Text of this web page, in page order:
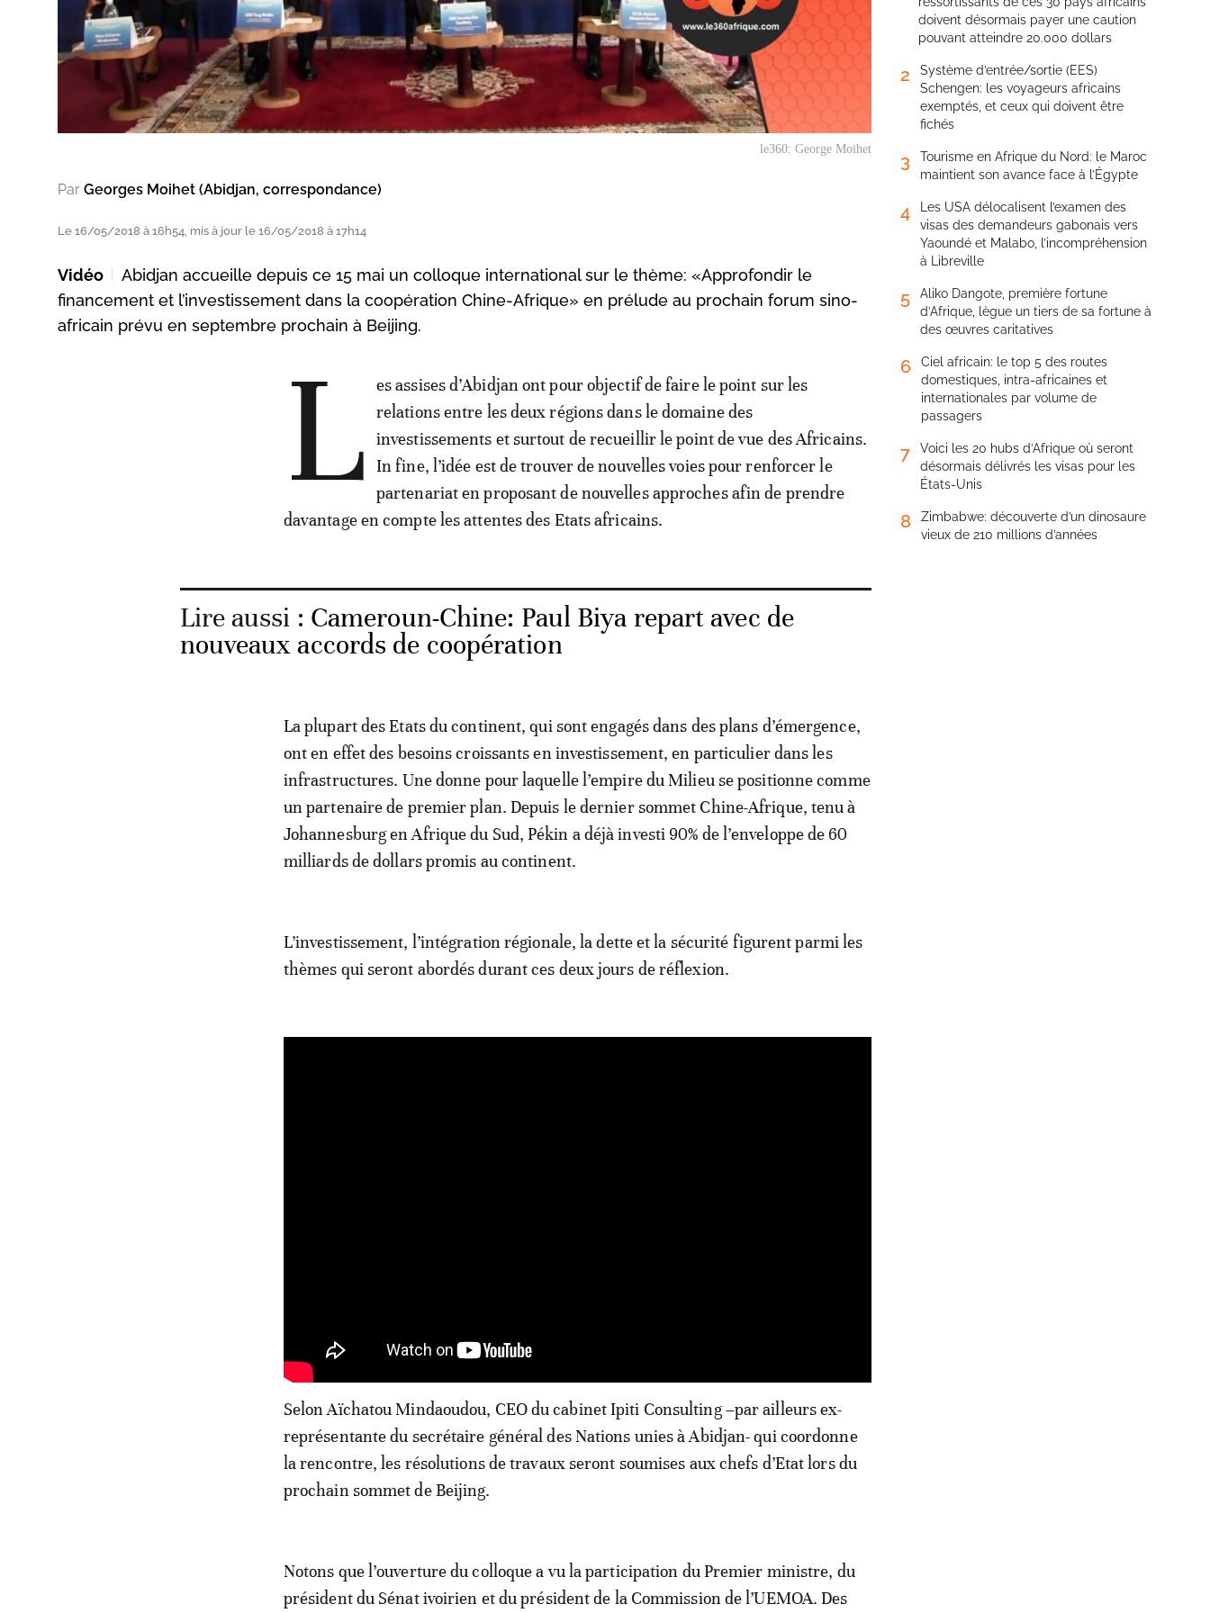
le360: George Moihet
Par Georges Moihet (Abidjan, correspondance)
Le 16/05/2018 à 16h54, mis à jour le 16/05/2018 à 17h14
Vidéo
Abidjan accueille depuis ce 15 mai un colloque international sur le thème: «Approfondir le
financement et l’investissement dans la coopération Chine-Afrique» en prélude au prochain forum sino-
africain prévu en septembre prochain à Beijing.
L
es assises d’Abidjan ont pour objectif de faire le point sur les
relations entre les deux régions dans le domaine des
investissements et surtout de recueillir le point de vue des Africains.
In fine, l’idée est de trouver de nouvelles voies pour renforcer le
partenariat en proposant de nouvelles approches afin de prendre
davantage en compte les attentes des Etats africains.
Lire aussi : Cameroun-Chine: Paul Biya repart avec de
nouveaux accords de coopération
La plupart des Etats du continent, qui sont engagés dans des plans d’émergence,
ont en effet des besoins croissants en investissement, en particulier dans les
infrastructures. Une donne pour laquelle l’empire du Milieu se positionne comme
un partenaire de premier plan. Depuis le dernier sommet Chine-Afrique, tenu à
Johannesburg en Afrique du Sud, Pékin a déjà investi 90% de l’enveloppe de 60
milliards de dollars promis au continent.
L’investissement, l’intégration régionale, la dette et la sécurité figurent parmi les
thèmes qui seront abordés durant ces deux jours de réflexion.
Selon Aïchatou Mindaoudou, CEO du cabinet Ipiti Consulting –par ailleurs ex-
représentante du secrétaire général des Nations unies à Abidjan- qui coordonne
la rencontre, les résolutions de travaux seront soumises aux chefs d’Etat lors du
prochain sommet de Beijing.
Notons que l’ouverture du colloque a vu la participation du Premier ministre, du
président du Sénat ivoirien et du président de la Commission de l’UEMOA. Des
doivent désormais payer une caution
pouvant atteindre 20.000 dollars
2
Système d’entrée/sortie (EES)
Schengen: les voyageurs africains
exemptés, et ceux qui doivent être
fichés
3
Tourisme en Afrique du Nord: le Maroc
maintient son avance face à l’Égypte
4
Les USA délocalisent l’examen des
visas des demandeurs gabonais vers
Yaoundé et Malabo, l’incompréhension
à Libreville
5
Aliko Dangote, première fortune
d’Afrique, lègue un tiers de sa fortune à
des œuvres caritatives
6
Ciel africain: le top 5 des routes
domestiques, intra-africaines et
internationales par volume de
passagers
7
Voici les 20 hubs d’Afrique où seront
désormais délivrés les visas pour les
États-Unis
8
Zimbabwe: découverte d’un dinosaure
vieux de 210 millions d’années